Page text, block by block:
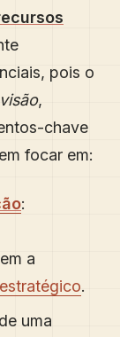
pois o
visão,
chave
focar em:
:
a
.
uma